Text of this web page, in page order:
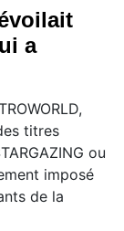
a
titres
ou
imposé
de la